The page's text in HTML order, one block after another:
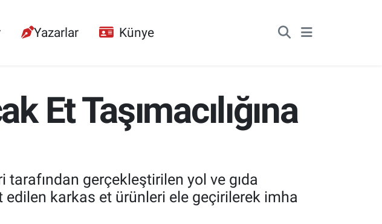
Yazarlar Künye
Et Taşımacılığına
gerçekleştirilen yol ve gıda
edilen karkas et ürünleri ele geçirilerek imha